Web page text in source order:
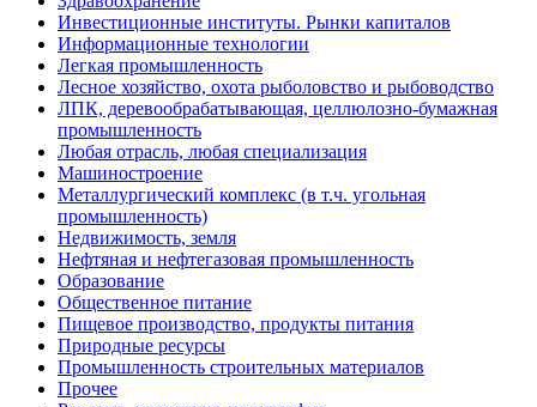
Инвестиционные институты. Рынки капиталов
Информационные технологии
Легкая промышленность
Лесное хозяйство, охота рыболовство и рыбоводство
ЛПК, деревообрабатывающая, целлюлозно-бумажная
промышленность
Любая отрасль, любая специализация
Машиностроение
Металлургический комплекс (в т.ч. угольная
промышленность)
Недвижимость, земля
Нефтяная и нефтегазовая промышленность
Образование
Общественное питание
Пищевое производство, продукты питания
Природные ресурсы
Промышленность строительных материалов
Прочее